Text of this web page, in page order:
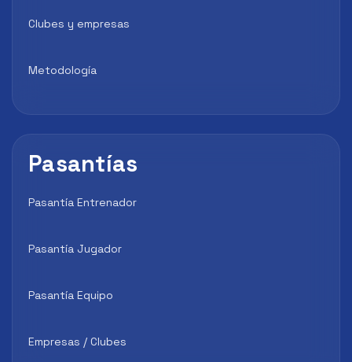
Clubes y empresas
Metodología
Pasantías
Pasantía Entrenador
Pasantía Jugador
Pasantía Equipo
Empresas / Clubes